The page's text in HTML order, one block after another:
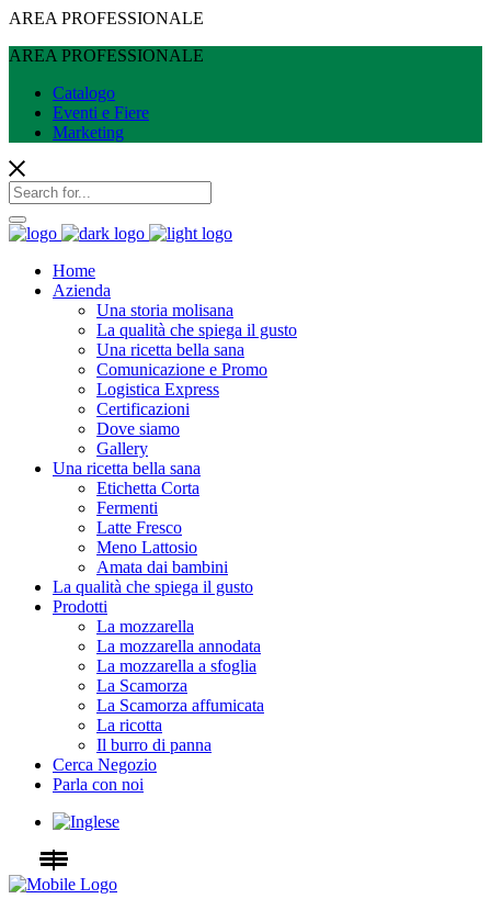
AREA PROFESSIONALE
AREA PROFESSIONALE
Catalogo
Eventi e Fiere
Marketing
Home
Azienda
Una storia molisana
La qualità che spiega il gusto
Una ricetta bella sana
Comunicazione e Promo
Logistica Express
Certificazioni
Dove siamo
Gallery
Una ricetta bella sana
Etichetta Corta
Fermenti
Latte Fresco
Meno Lattosio
Amata dai bambini
La qualità che spiega il gusto
Prodotti
La mozzarella
La mozzarella annodata
La mozzarella a sfoglia
La Scamorza
La Scamorza affumicata
La ricotta
Il burro di panna
Cerca Negozio
Parla con noi